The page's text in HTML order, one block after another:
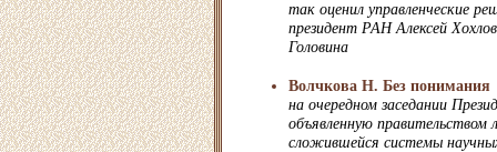
так оценил управленческие
президент РАН Алексей
Головина
Волчкова Н. Без понимания
на очередном заседании
объявленную правительством
сложившейся системы